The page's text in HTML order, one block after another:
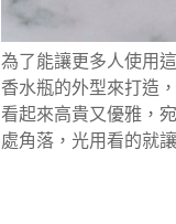
為了能讓更多人使用
香水瓶的外型來打造
看起來高貴又優雅，
處角落，光用看的就